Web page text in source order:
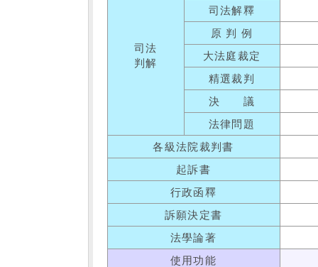
司法
判解
司法解釋
原 判 例
大法庭裁定
精選裁判
決 議
法律問題
各級法院裁判書
起訴書
行政函釋
訴願決定書
法學論著
使用功能